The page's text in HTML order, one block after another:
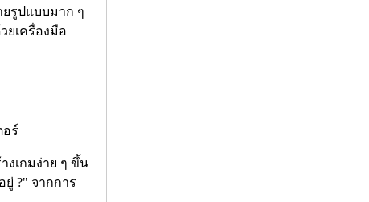
รูปแบบมาก ๆ
ยเครื่องมือ
อร์
งเกมง่าย ๆ ขึ้น
?" จากการ